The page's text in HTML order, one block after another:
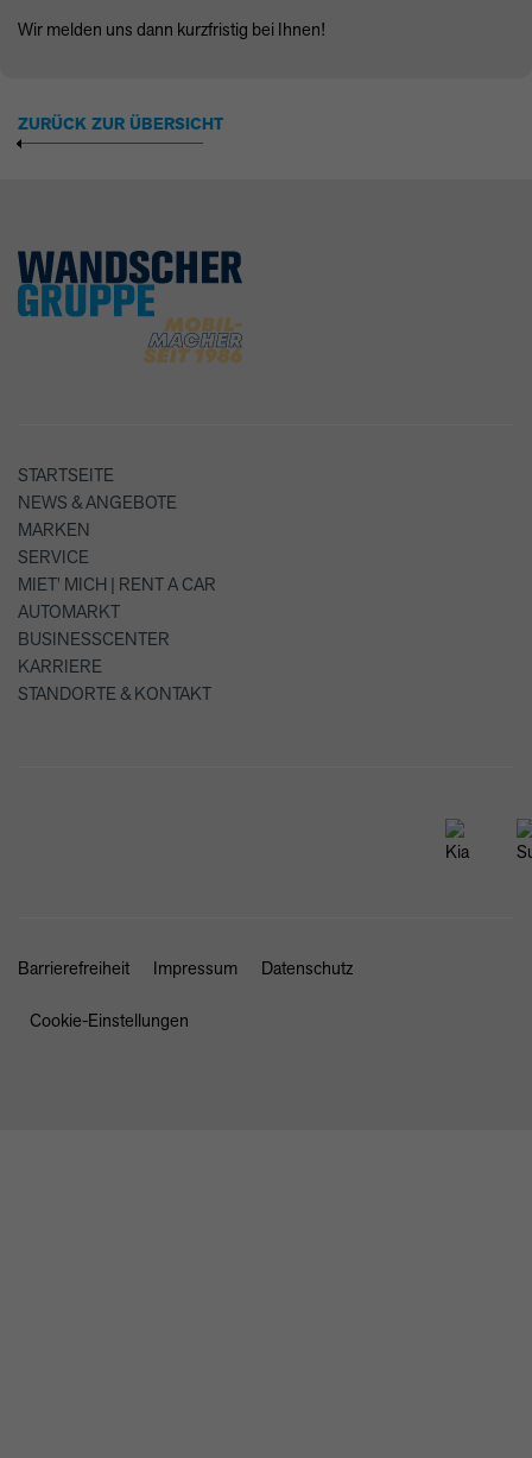
Wir melden uns dann kurzfristig bei Ihnen!
ZURÜCK ZUR ÜBERSICHT
STARTSEITE
NEWS & ANGEBOTE
MARKEN
SERVICE
MIET' MICH | RENT A CAR
AUTOMARKT
BUSINESSCENTER
KARRIERE
STANDORTE & KONTAKT
Barrierefreiheit Impressum Datenschutz
Cookie-Einstellungen